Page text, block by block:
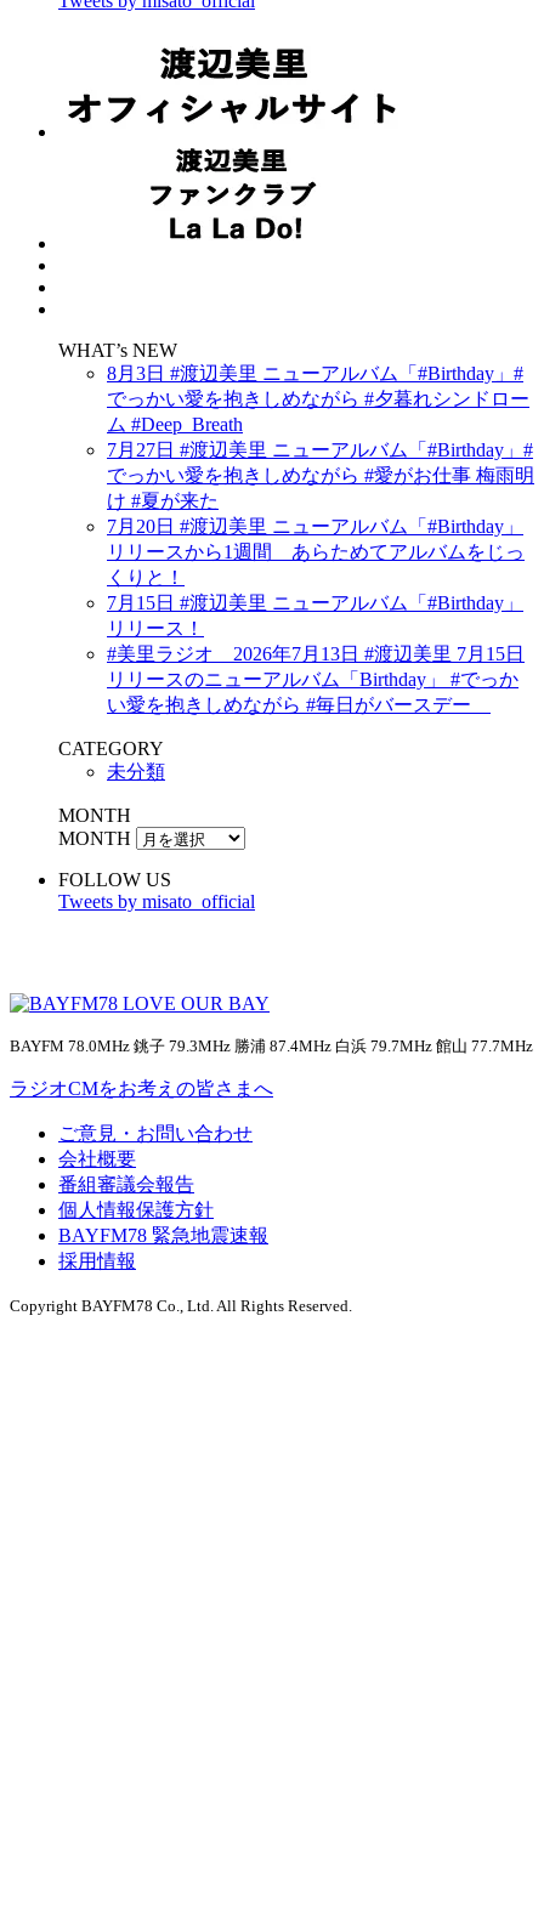
WHAT’s NEW
8月3日 #渡辺美里 ニューアルバム「#Birthday」#
でっかい愛を抱きしめながら #夕暮れシンドロー
ム #Deep_Breath
7月27日 #渡辺美里 ニューアルバム「#Birthday」#
でっかい愛を抱きしめながら #愛がお仕事 梅雨明
け #夏が来た
7月20日 #渡辺美里 ニューアルバム「#Birthday」
リリースから1週間 あらためてアルバムをじっ
くりと！
7月15日 #渡辺美里 ニューアルバム「#Birthday」
リリース！
#美里ラジオ 2026年7月13日 #渡辺美里 7月15日
リリースのニューアルバム「Birthday」 #でっか
い愛を抱きしめながら #毎日がバースデー
CATEGORY
未分類
MONTH
MONTH
FOLLOW US
Tweets by misato_official
BAYFM 78.0MHz 銚子 79.3MHz 勝浦 87.4MHz 白浜 79.7MHz 館山 77.7MHz
ラジオCMをお考えの皆さまへ
ご意見・お問い合わせ
会社概要
番組審議会報告
個人情報保護方針
BAYFM78 緊急地震速報
採用情報
Copyright BAYFM78 Co., Ltd. All Rights Reserved.